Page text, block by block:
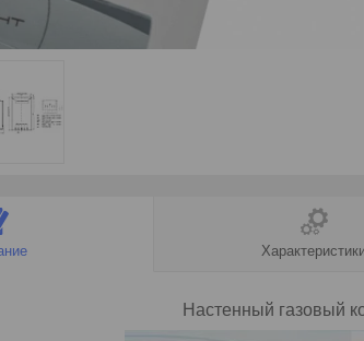
Настенный газовый